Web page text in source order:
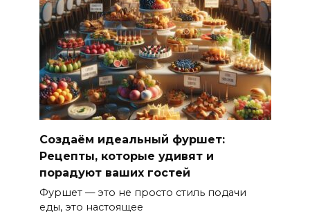
Создаём идеальный фуршет:
Рецепты, которые удивят и
порадуют ваших гостей
Фуршет — это не просто стиль подачи
еды, это настоящее